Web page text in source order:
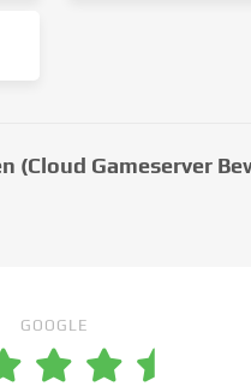
(Cloud Gameserver
GOOGLE